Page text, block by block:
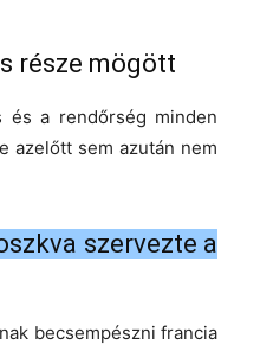
része mögött
és a rendőrség minden
azelőtt sem azután nem
szervezte a
becsempészni francia